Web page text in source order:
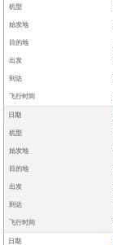
机型
始发地
目的地
出发
到达
飞行时间
日期
机型
始发地
目的地
出发
到达
飞行时间
日期